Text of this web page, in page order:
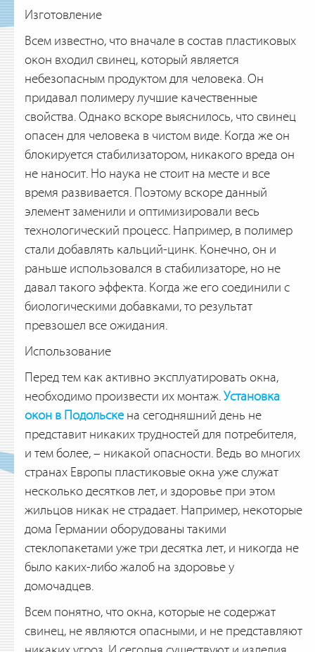
Изготовление
Всем известно, что вначале в состав пластиковых
окон входил свинец, который является
небезопасным продуктом для человека. Он
придавал полимеру лучшие качественные
свойства. Однако вскоре выяснилось, что свинец
опасен для человека в чистом виде. Когда же он
блокируется стабилизатором, никакого вреда он
не наносит. Но наука не стоит на месте и все
время развивается. Поэтому вскоре данный
элемент заменили и оптимизировали весь
технологический процесс. Например, в полимер
стали добавлять кальций-цинк. Конечно, он и
раньше использовался в стабилизаторе, но не
давал такого эффекта. Когда же его соединили с
биологическими добавками, то результат
превзошел все ожидания.
Использование
Перед тем как активно эксплуатировать окна,
необходимо произвести их монтаж.Установка
окон в Подольске на сегодняшний день не
представит никаких трудностей для потребителя,
и тем более, – никакой опасности. Ведь во многих
странах Европы пластиковые окна уже служат
несколько десятков лет, и здоровье при этом
жильцов никак не страдает. Например, некоторые
дома Германии оборудованы такими
стеклопакетами уже три десятка лет, и никогда не
было каких-либо жалоб на здоровье у
домочадцев.
Всем понятно, что окна, которые не содержат
свинец, не являются опасными, и не представляют